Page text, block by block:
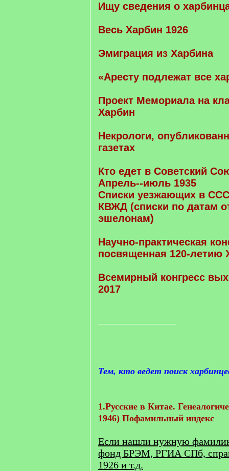
Ищу сведения о
Весь Харбин 1926
Эмиграция из Харбина
«Аресту подлежат все
Проект Мемориала на
Харбин
Некрологи,
газетах
Кто едет в Советский
Апрель--июль 1935
Списки уезжающих в
КВЖД (списки по датам
эшелонам)
Научно-практическая
посвященная 120-летию
Всемирный конгресс
2017
Тем, кто ведет поиск
1.Русские в Китае.
1946) Пофамильный индекс
Если нашли нужную
фонд БРЭМ, РГИА СПб,
1926 и т.д.